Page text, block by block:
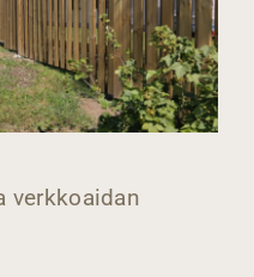
verkkoaidan